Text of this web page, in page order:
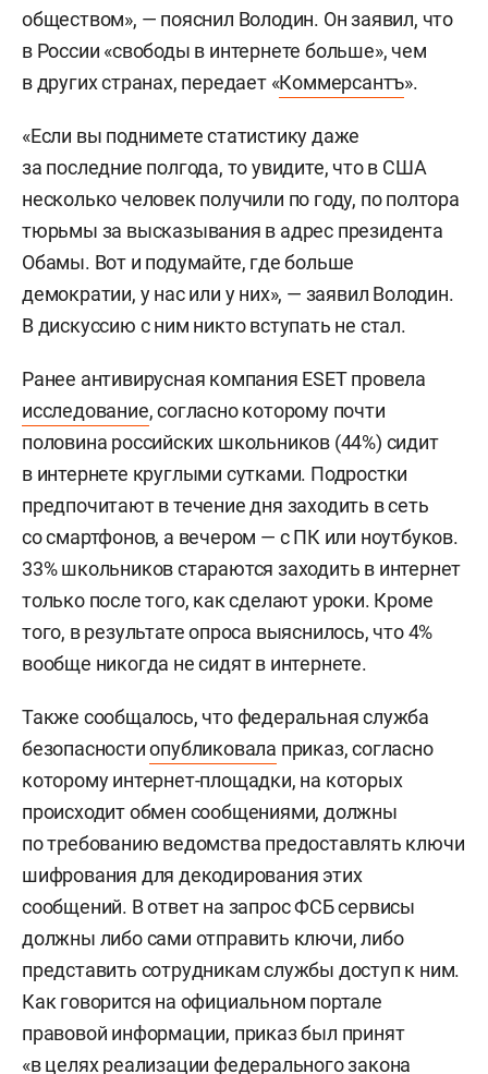
обществом», — пояснил Володин. Он заявил, что
в России «свободы в интернете больше», чем
в других странах, передает «Коммерсантъ».
«Если вы поднимете статистику даже
за последние полгода, то увидите, что в США
несколько человек получили по году, по полтора
тюрьмы за высказывания в адрес президента
Обамы. Вот и подумайте, где больше
демократии, у нас или у них», — заявил Володин.
В дискуссию с ним никто вступать не стал.
Ранее антивирусная компания ESET провела
исследование, согласно которому почти
половина российских школьников (44%) сидит
в интернете круглыми сутками. Подростки
предпочитают в течение дня заходить в сеть
со смартфонов, а вечером — с ПК или ноутбуков.
33% школьников стараются заходить в интернет
только после того, как сделают уроки. Кроме
того, в результате опроса выяснилось, что 4%
вообще никогда не сидят в интернете.
Также сообщалось, что федеральная служба
безопасностиопубликовала приказ, согласно
которому интернет-площадки, на которых
происходит обмен сообщениями, должны
по требованию ведомства предоставлять ключи
шифрования для декодирования этих
сообщений. В ответ на запрос ФСБ сервисы
должны либо сами отправить ключи, либо
представить сотрудникам службы доступ к ним.
Как говорится на официальном портале
правовой информации, приказ был принят
«в целях реализации федерального закона